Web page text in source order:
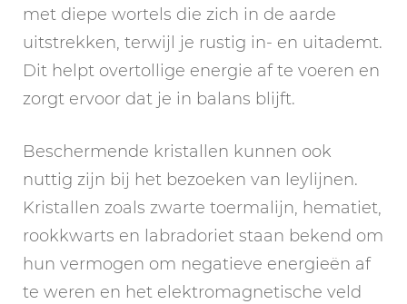
met diepe wortels die zich in de aarde
uitstrekken, terwijl je rustig in- en uitademt.
Dit helpt overtollige energie af te voeren en
zorgt ervoor dat je in balans blijft.
Beschermende kristallen kunnen ook
nuttig zijn bij het bezoeken van leylijnen.
Kristallen zoals zwarte toermalijn, hematiet,
rookkwarts en labradoriet staan bekend om
hun vermogen om negatieve energieën af
te weren en het elektromagnetische veld